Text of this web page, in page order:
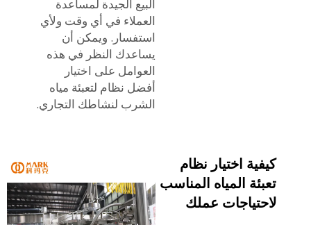
البيع الجيدة لمساعدة
العملاء في أي وقت ولأي
استفسار. ويمكن أن
يساعدك النظر في هذه
العوامل على اختيار
أفضل نظام لتعبئة مياه
الشرب لنشاطك التجاري.
كيفية اختيار نظام
تعبئة المياه المناسب
لاحتياجات عملك